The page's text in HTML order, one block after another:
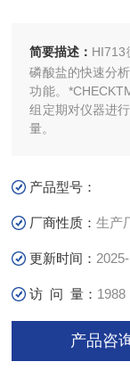
简要描述： HI713
磷酸盐的快速分
功能。
组定期对仪器进
量。
产品型号：
厂商性质：生产
更新时间：
访 问 量： 1988
产品咨